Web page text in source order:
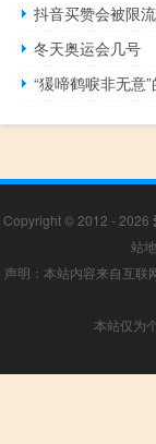
抖音买赞会被限
冬天奥运会几号
“猨啼鹤唳非无意
Copyright © 2012 - 2026
站
声明：本站内容来自互联
本站仅为